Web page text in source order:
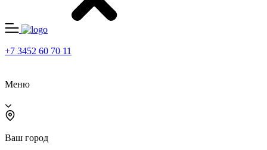
+7 3452 60 70 11
Меню
Ваш город